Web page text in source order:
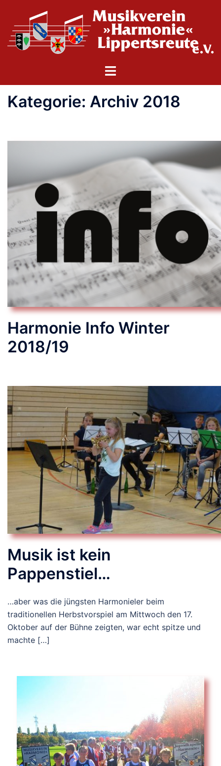
springen
Menü
Kategorie: Archiv 2018
Harmonie Info Winter
2018/19
Musik ist kein
Pappenstiel…
…aber was die jüngsten Harmonieler beim
traditionellen Herbstvorspiel am Mittwoch den 17.
Oktober auf der Bühne zeigten, war echt spitze und
machte […]